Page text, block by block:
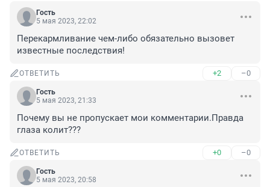
Гость
5 мая 2023, 22:02
Перекармливание чем-либо обязательно вызовет
известные последствия!
ОТВЕТИТЬ +2 –0
Гость
5 мая 2023, 21:33
Почему вы не пропускает мои комментарии.Правда
глаза колит???
ОТВЕТИТЬ +0 –0
Гость
5 мая 2023, 20:58